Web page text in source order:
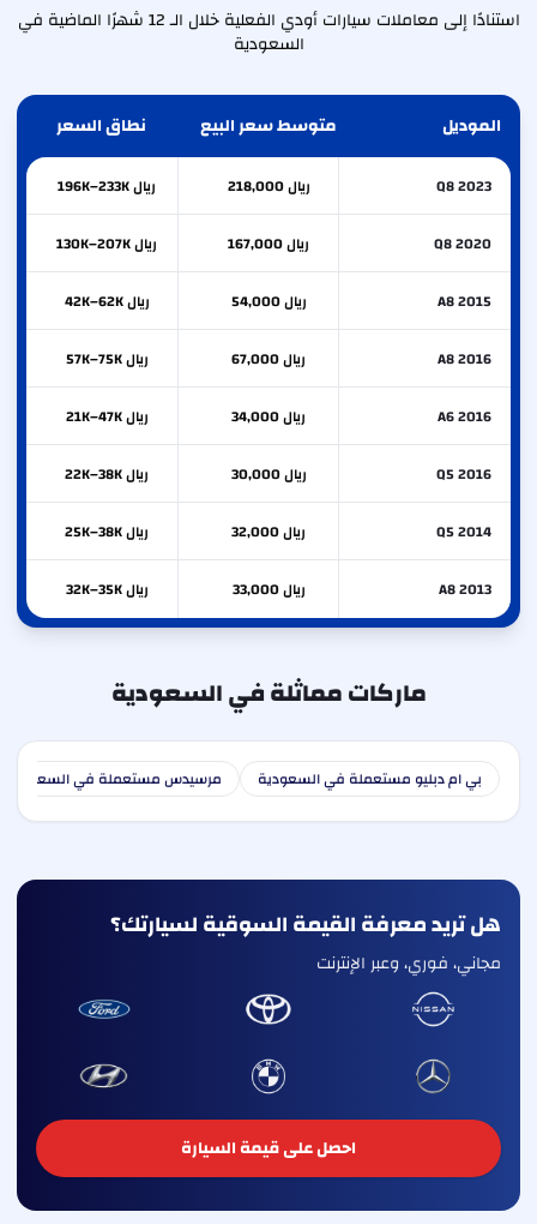
استنادًا إلى معاملات سيارات أودي الفعلية خلال الـ 12 شهرًا الماضية في
السعودية
الموديل متوسط سعر البيع نطاق السعر
Q8 2023 ريال 218,000 ريال 196K–233K
Q8 2020 ريال 167,000 ريال 130K–207K
A8 2015 ريال 54,000 ريال 42K–62K
A8 2016 ريال 67,000 ريال 57K–75K
A6 2016 ريال 34,000 ريال 21K–47K
Q5 2016 ريال 30,000 ريال 22K–38K
Q5 2014 ريال 32,000 ريال 25K–38K
A8 2013 ريال 33,000 ريال 32K–35K
ماركات مماثلة في السعودية
بي ام دبليو مستعملة في السعودية مرسيدس مستعملة في السعودية
هل تريد معرفة القيمة السوقية لسيارتك؟
مجاني، فوري، وعبر الإنترنت
احصل على قيمة السيارة